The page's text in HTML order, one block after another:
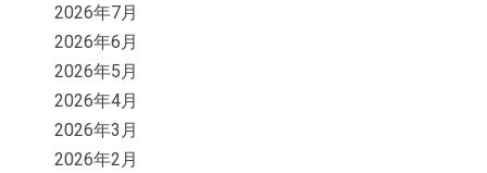
2026年7月
2026年6月
2026年5月
2026年4月
2026年3月
2026年2月